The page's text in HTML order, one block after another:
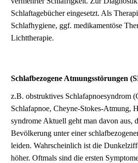
Schlaftagebücher eingesetzt. Als
Schlafhygiene, ggf. medikamentöse
Lichttherapie.
Schlafbezogene Atmungsstörungen
z.B. obstruktives Schlafapnoesyndrom
Schlafapnoe, Cheyne-Stokes-Atmung,
syndrome Aktuell geht man davon aus,
Bevölkerung unter einer
leiden. Wahrscheinlich ist die
höher. Oftmals sind die ersten